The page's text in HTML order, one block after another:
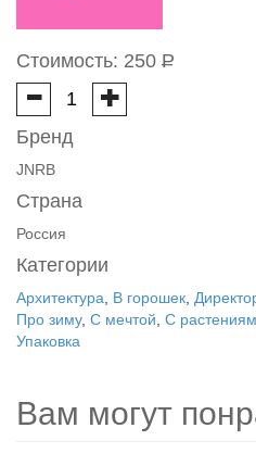
Стоимость: 250 Р
Бренд
JNRB
Страна
Россия
Категории
Архитектура В горошек
Про зиму, С мечтой С
Упаковка
Вам могут